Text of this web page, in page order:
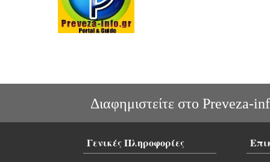
Διαφημιστείτε στο Preveza-
Γενικές Πληροφορίες